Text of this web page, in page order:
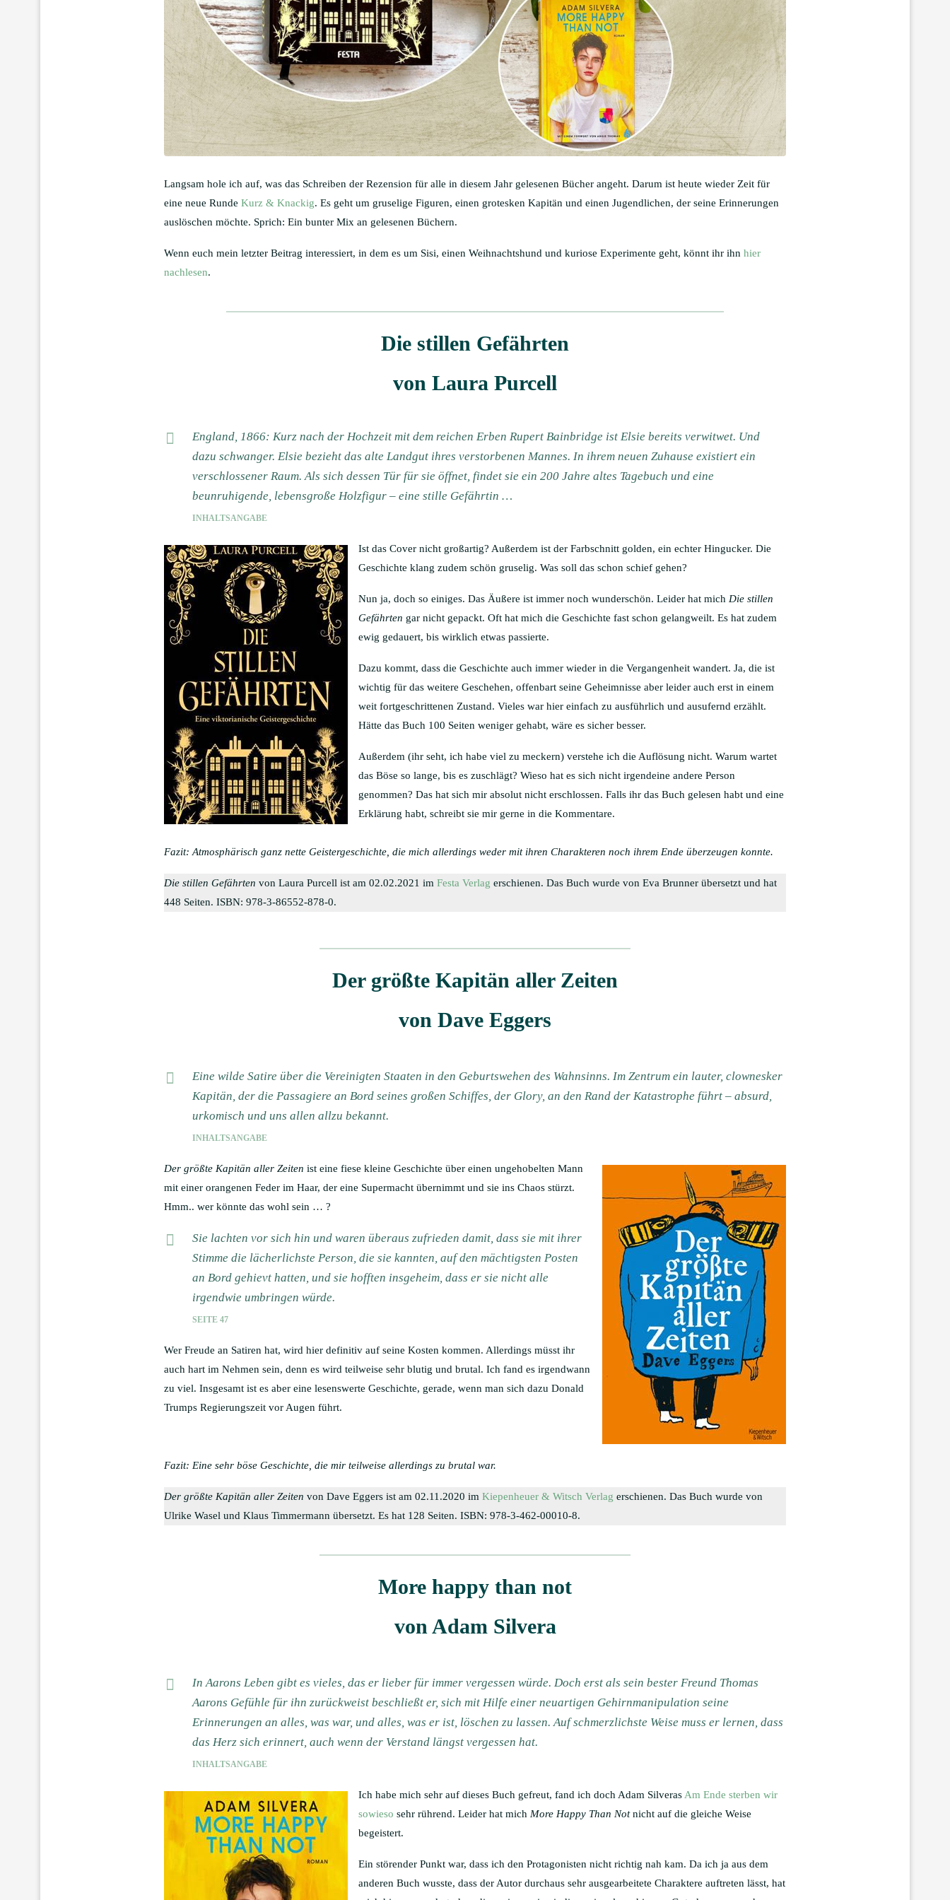
Langsam hole ich auf, was das Schreiben der Rezension für alle in diesem Jahr gelesenen Bücher angeht. Darum ist heute wieder Zeit für
eine neue Runde Kurz & Knackig. Es geht um gruselige Figuren, einen grotesken Kapitän und einen Jugendlichen, der seine Erinnerungen
auslöschen möchte. Sprich: Ein bunter Mix an gelesenen Büchern.
Wenn euch mein letzter Beitrag interessiert, in dem es um Sisi, einen Weihnachtshund und kuriose Experimente geht, könnt ihr ihn hier
nachlesen.
Die stillen Gefährten
von Laura Purcell
England, 1866: Kurz nach der Hochzeit mit dem reichen Erben Rupert Bainbridge ist Elsie bereits verwitwet. Und
dazu schwanger. Elsie bezieht das alte Landgut ihres verstorbenen Mannes. In ihrem neuen Zuhause existiert ein
verschlossener Raum. Als sich dessen Tür für sie öffnet, findet sie ein 200 Jahre altes Tagebuch und eine
beunruhigende, lebensgroße Holzfigur – eine stille Gefährtin …
INHALTSANGABE
Ist das Cover nicht großartig? Außerdem ist der Farbschnitt golden, ein echter Hingucker. Die
Geschichte klang zudem schön gruselig. Was soll das schon schief gehen?
Nun ja, doch so einiges. Das Äußere ist immer noch wunderschön. Leider hat mich Die stillen
Gefährten gar nicht gepackt. Oft hat mich die Geschichte fast schon gelangweilt. Es hat zudem
ewig gedauert, bis wirklich etwas passierte.
Dazu kommt, dass die Geschichte auch immer wieder in die Vergangenheit wandert. Ja, die ist
wichtig für das weitere Geschehen, offenbart seine Geheimnisse aber leider auch erst in einem
weit fortgeschrittenen Zustand. Vieles war hier einfach zu ausführlich und ausufernd erzählt.
Hätte das Buch 100 Seiten weniger gehabt, wäre es sicher besser.
Außerdem (ihr seht, ich habe viel zu meckern) verstehe ich die Auflösung nicht. Warum wartet
das Böse so lange, bis es zuschlägt? Wieso hat es sich nicht irgendeine andere Person
genommen? Das hat sich mir absolut nicht erschlossen. Falls ihr das Buch gelesen habt und eine
Erklärung habt, schreibt sie mir gerne in die Kommentare.
Fazit: Atmosphärisch ganz nette Geistergeschichte, die mich allerdings weder mit ihren Charakteren noch ihrem Ende überzeugen konnte.
Die stillen Gefährten von Laura Purcell ist am 02.02.2021 im Festa Verlag erschienen. Das Buch wurde von Eva Brunner übersetzt und hat
448 Seiten. ISBN: 978-3-86552-878-0.
Der größte Kapitän aller Zeiten
von Dave Eggers
Eine wilde Satire über die Vereinigten Staaten in den Geburtswehen des Wahnsinns. Im Zentrum ein lauter, clownesker
Kapitän, der die Passagiere an Bord seines großen Schiffes, der Glory, an den Rand der Katastrophe führt – absurd,
urkomisch und uns allen allzu bekannt.
INHALTSANGABE
Der größte Kapitän aller Zeiten ist eine fiese kleine Geschichte über einen ungehobelten Mann
mit einer orangenen Feder im Haar, der eine Supermacht übernimmt und sie ins Chaos stürzt.
Hmm.. wer könnte das wohl sein … ?
Sie lachten vor sich hin und waren überaus zufrieden damit, dass sie mit ihrer
Stimme die lächerlichste Person, die sie kannten, auf den mächtigsten Posten
an Bord gehievt hatten, und sie hofften insgeheim, dass er sie nicht alle
irgendwie umbringen würde.
SEITE 47
Wer Freude an Satiren hat, wird hier definitiv auf seine Kosten kommen. Allerdings müsst ihr
auch hart im Nehmen sein, denn es wird teilweise sehr blutig und brutal. Ich fand es irgendwann
zu viel. Insgesamt ist es aber eine lesenswerte Geschichte, gerade, wenn man sich dazu Donald
Trumps Regierungszeit vor Augen führt.
Fazit: Eine sehr böse Geschichte, die mir teilweise allerdings zu brutal war.
Der größte Kapitän aller Zeiten von Dave Eggers ist am 02.11.2020 im Kiepenheuer & Witsch Verlag erschienen. Das Buch wurde von
Ulrike Wasel und Klaus Timmermann übersetzt. Es hat 128 Seiten. ISBN: 978-3-462-00010-8.
More happy than not
von Adam Silvera
In Aarons Leben gibt es vieles, das er lieber für immer vergessen würde. Doch erst als sein bester Freund Thomas
Aarons Gefühle für ihn zurückweist beschließt er, sich mit Hilfe einer neuartigen Gehirnmanipulation seine
Erinnerungen an alles, was war, und alles, was er ist, löschen zu lassen. Auf schmerzlichste Weise muss er lernen, dass
das Herz sich erinnert, auch wenn der Verstand längst vergessen hat.
INHALTSANGABE
Ich habe mich sehr auf dieses Buch gefreut, fand ich doch Adam SilverasAm Ende sterben wir
sowieso sehr rührend. Leider hat mich More Happy Than Notnicht auf die gleiche Weise
begeistert.
Ein störender Punkt war, dass ich den Protagonisten nicht richtig nah kam. Da ich ja aus dem
anderen Buch wusste, dass der Autor durchaus sehr ausgearbeitete Charaktere auftreten lässt, hat